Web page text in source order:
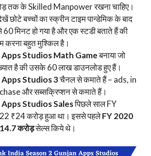
तक के Skilled Manpower रखना चाहिए।
छोटे बच्चों का स्क्रीन टाइम पान्डेमिक के बाद
60 मिनट हो गया है और एक स्टडी बताते हैं की
करना बहुत मुश्किल है।
Apps Studios Math Gameबनाया जो
है की उसके 60 लाख डाउनलोड हुए हैं।
Apps Studios 3चैनल से कमाते हैं – ads, in
और सब्सक्रिप्शन से कमाते हैं।
Studios Salesपिछले साल FY
₹24 करोड़ हुआ था। इससे पहलेFY 2020
करोड़सेल्स किये थे।